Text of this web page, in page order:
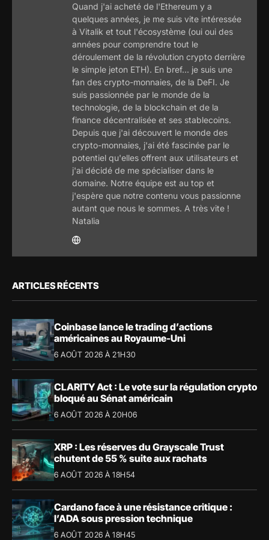
Quand j'ai acheté de l'Ethereum y a
quelques années, je me suis vite intéressée
à Vitalik et tout l'écosystème (oui oui des
années pour comprendre tout le
déroulement de la révolution crypto derrière
le simple jeton ETH). En bref... je suis une
fan des crypto-monnaies, de la DeFI. Je
suis passionnée par le monde de la
technologie, de la blockchain et de la
finance décentralisée et ses stablecoins.
Depuis que j'ai découvert le monde des
crypto-monnaies, j'ai été fascinée par le
potentiel qu'elles offrent aux utilisateurs et
j'ai décidé de me spécialiser dans le
domaine. Notre équipe est au top et
j'espère que notre contenu vous passionne
autant que nous le sommes. A très vite !
Natalia
ARTICLES RÉCENTS
Coinbase lance le trading d’actions
américaines au Royaume-Uni
6 AOÛT 2026 À 21H30
CLARITY Act : Le vote sur la régulation crypto
bloqué au Sénat américain
6 AOÛT 2026 À 20H06
XRP : Les réserves du Grayscale Trust
chutent de 55 % suite aux rachats
6 AOÛT 2026 À 18H54
Cardano face à une résistance critique :
l’ADA sous pression technique
6 AOÛT 2026 À 18H45